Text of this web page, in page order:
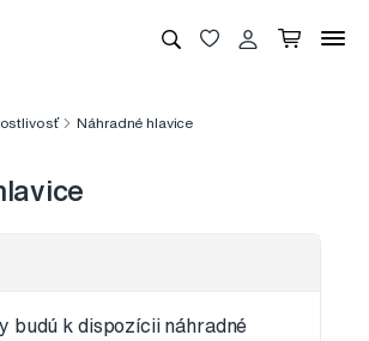
Náhradné hlavice
budú k dispozícii náhradné